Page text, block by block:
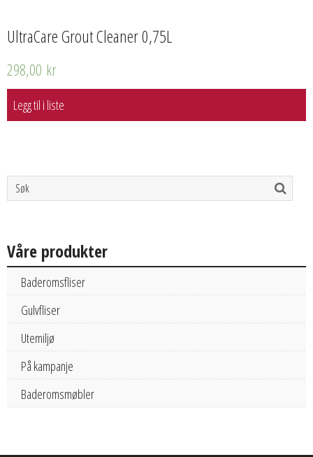
UltraCare Grout Cleaner 0,75L
298,00 kr
Legg til i liste
Våre produkter
Baderomsfliser
Gulvfliser
Utemiljø
På kampanje
Baderomsmøbler